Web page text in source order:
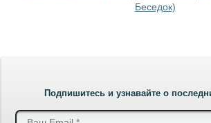
Беседок)
Подпишитесь и узнавайте о